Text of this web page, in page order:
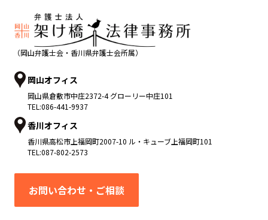
（岡山弁護士会・香川県弁護士会所属）
岡山オフィス
岡山県倉敷市中庄2372-4 グローリー中庄101
TEL:086-441-9937
香川オフィス
香川県高松市 上福岡町2007-10 ル・キューブ上福岡町101
TEL:087-802-2573
お問い合わせ・ご相談